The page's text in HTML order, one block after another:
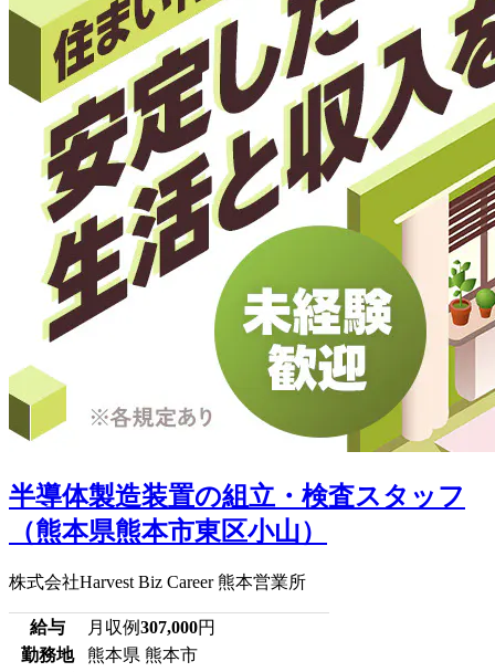
半導体製造装置の組立・検査スタッフ
（熊本県熊本市東区小山）
株式会社Harvest Biz Career 熊本営業所
給与 月収例307,000円
勤務地
熊本県 熊本市